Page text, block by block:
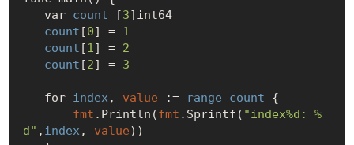
   var
count [3]int64
count [0] = 1
count [1] = 2
count [2] = 3
   for
index , value := range count {
fmt .Println(fmt .Sprintf( "index%d: %
d" , index , value))